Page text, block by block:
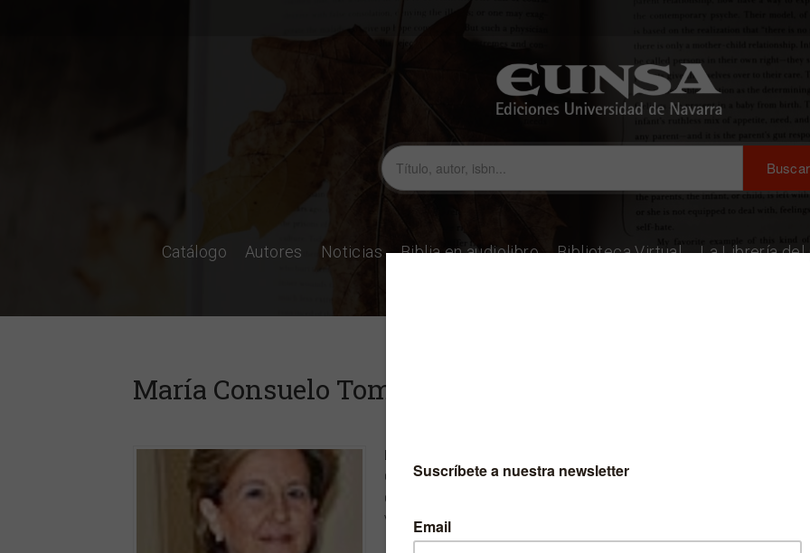
Catálogo Autores Noticias Biblia en audiolibro Biblioteca Virtual La Librería del
María Consuelo Tomás Y Garrido
Ciencias de la Educación por la Universidad de Navarra. Experta en
Cine, actualmente es profesora de Antropología en la Universidad Católica
Valencia.